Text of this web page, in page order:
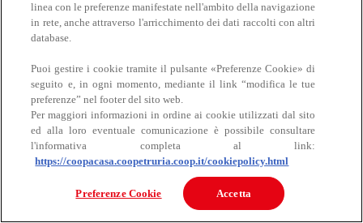
Carne
Carne
Bovino
linea con le preferenze manifestate nell'ambito della navigazione
in rete, anche attraverso l'arricchimento dei dati raccolti con altri
database.
Puoi gestire i cookie tramite il pulsante «Preferenze Cookie» di
seguito e, in ogni momento, mediante il link “modifica le tue
preferenze” nel footer del sito web.
Per maggiori informazioni in ordine ai cookie utilizzati dal sito
ed alla loro eventuale comunicazione è possibile consultare
l'informativa completa al link:
https://coopacasa.coopetruria.coop.it/cookiepolicy.html
Preferenze Cookie Accetta